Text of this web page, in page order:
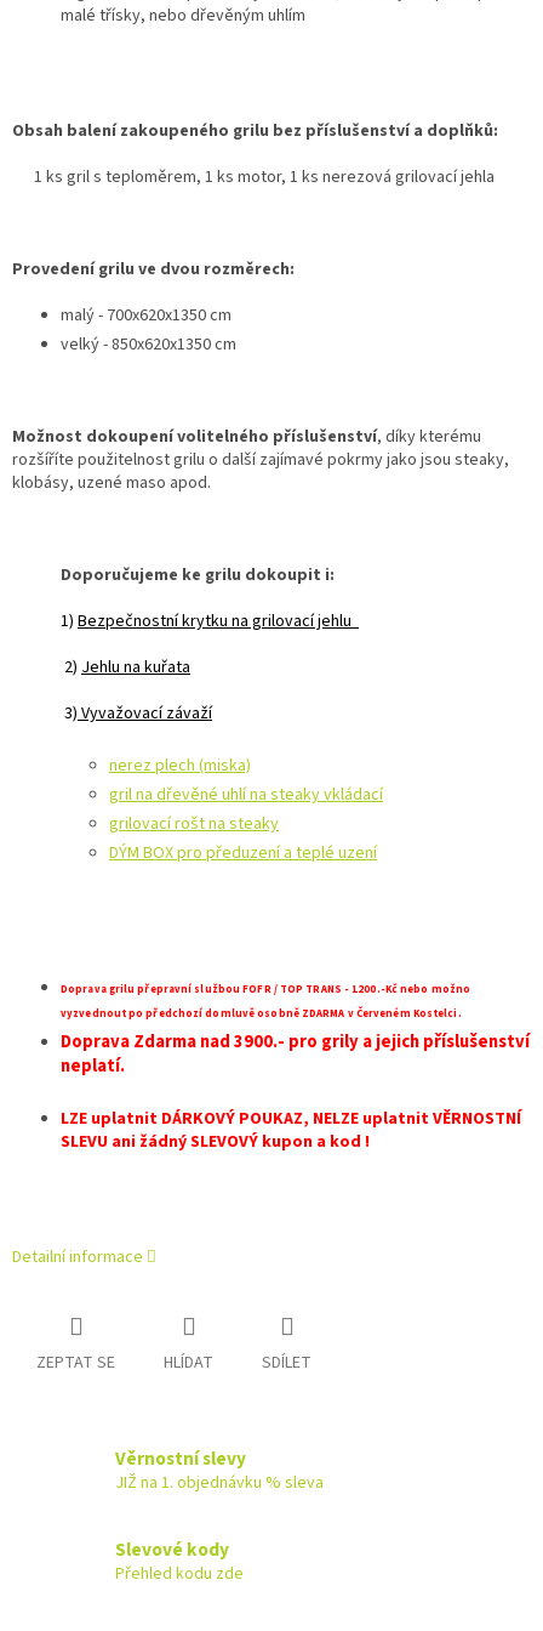
malé třísky, nebo dřevěným uhlím
Obsah balení zakoupeného grilu bez příslušenství a doplňků:
1 ks gril s teploměrem, 1 ks motor, 1 ks nerezová grilovací jehla
Provedení grilu ve dvou rozměrech:
malý - 700x620x1350 cm
velký - 850x620x1350 cm
Možnost dokoupení volitelného příslušenství, díky kterému
rozšíříte použitelnost grilu o další zajímavé pokrmy jako jsou steaky,
klobásy, uzené maso apod.
Doporučujeme ke grilu dokoupit i:
1) Bezpečnostní krytku na grilovací jehlu
2) Jehlu na kuřata
3) Vyvažovací závaží
nerez plech (miska)
gril na dřevěné uhlí na steaky vkládací
grilovací rošt na steaky
DÝM BOX pro předuzení a teplé uzení
Doprava grilu přepravní službou FOFR / TOP TRANS - 1200.-Kč nebo možno
vyzvednout po předchozí domluvě osobně ZDARMA v Červeném Kostelci.
Doprava Zdarma nad 3900.- pro grily a jejich příslušenství
neplatí.
LZE uplatnit DÁRKOVÝ POUKAZ, NELZE uplatnit VĚRNOSTNÍ
SLEVU ani žádný SLEVOVÝ kupon a kod !
Detailní informace
ZEPTAT SE HLÍDAT SDÍLET
Věrnostní slevy
JIŽ na 1. objednávku % sleva
Slevové kody
Přehled kodu zde